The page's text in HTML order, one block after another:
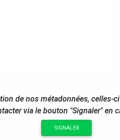
de nos métadonnées, celles-
via le bouton "Signaler" en
SIGNALER